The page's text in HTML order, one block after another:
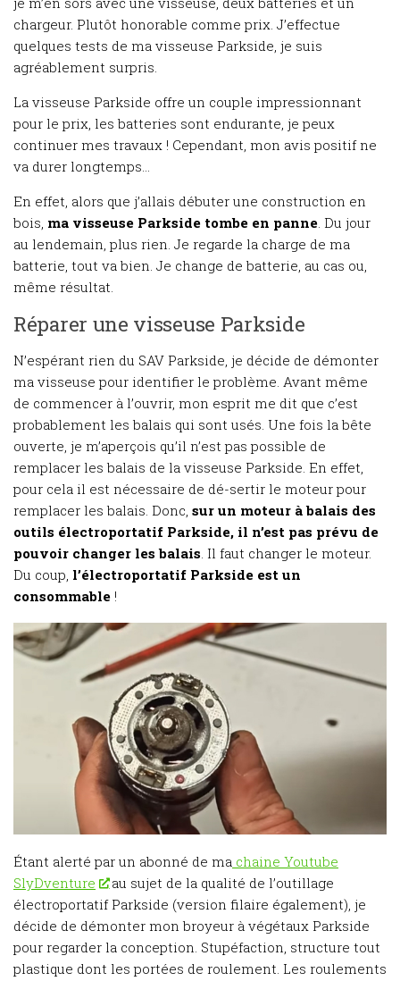
chargeur. Plutôt honorable comme prix. J’effectue
quelques tests de ma visseuse Parkside, je suis
agréablement surpris.
La visseuse Parkside offre un couple impressionnant
pour le prix, les batteries sont endurante, je peux
continuer mes travaux ! Cependant, mon avis positif ne
va durer longtemps…
En effet, alors que j’allais débuter une construction en
bois, ma visseuse Parkside tombe en panne. Du jour
au lendemain, plus rien. Je regarde la charge de ma
batterie, tout va bien. Je change de batterie, au cas ou,
même résultat.
Réparer une visseuse Parkside
N’espérant rien du SAV Parkside, je décide de démonter
ma visseuse pour identifier le problème. Avant même
de commencer à l’ouvrir, mon esprit me dit que c’est
probablement les balais qui sont usés. Une fois la bête
ouverte, je m’aperçois qu’il n’est pas possible de
remplacer les balais de la visseuse Parkside. En effet,
pour cela il est nécessaire de dé-sertir le moteur pour
remplacer les balais. Donc, sur un moteur à balais des
outils électroportatif Parkside, il n’est pas prévu de
pouvoir changer les balais. Il faut changer le moteur.
Du coup, l’électroportatif Parkside est un
consommable !
Étant alerté par un abonné de ma chaine Youtube
SlyDventure
au sujet de la qualité de l’outillage
électroportatif Parkside (version filaire également), je
décide de démonter mon broyeur à végétaux Parkside
pour regarder la conception. Stupéfaction, structure tout
plastique dont les portées de roulement. Les roulements